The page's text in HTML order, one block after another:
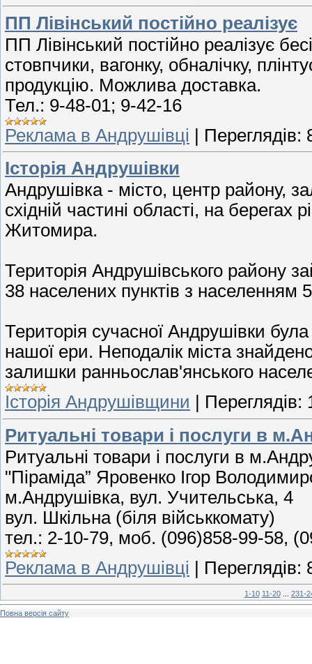
ПП Лівінський постійно реалізує
ПП Лівінський постійно реалізує
стовпчики, вагонку, обналічку,
продукцію. Можлива доставка.
Тел.: 9-48-01; 9-42-16
Реклама в Андрушівці | Переглядів:
Історія Андрушівки
Андрушівка - місто, центр району,
східній частині області, на
Житомира.
Територія Андрушівського району
38 населених пунктів з населенням
Територія сучасної Андрушівки
нашої ери. Неподалік міста
залишки ранньослав'янського
Історія Андрушівщини
Переглядів:
Ритуальні товари і послуги в
Ритуальні товари і послуги в
"Піраміда” Яровенко Ігор
м.Андрушівка, вул. Учительська, 4
вул. Шкільна (біля військкомату)
тел.: 2-10-79, моб. (096)858-99-58,
Реклама в Андрушівці
Переглядів:
1-10 11-20 231-
Повна версія сайту